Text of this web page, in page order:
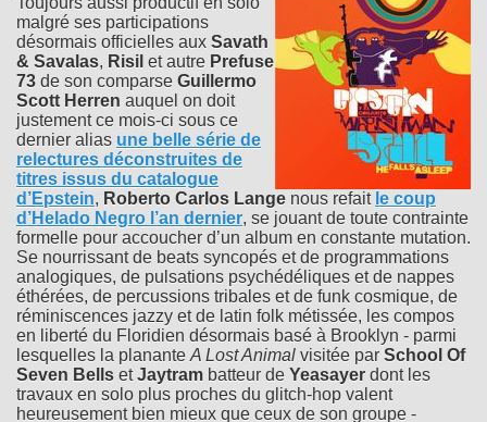
malgré ses participations
désormais officielles aux Savath
& Savalas, Risil et autre Prefuse
73 de son comparse Guillermo
Scott Herren auquel on doit
justement ce mois-ci sous ce
dernier alias une belle série de
relectures déconstruites de
titres issus du catalogue
d’Epstein, Roberto Carlos Lange nous refait le coup
d’Helado Negro l’an dernier, se jouant de toute contrainte
formelle pour accoucher d’un album en constante mutation.
Se nourrissant de beats syncopés et de programmations
analogiques, de pulsations psychédéliques et de nappes
éthérées, de percussions tribales et de funk cosmique, de
réminiscences jazzy et de latin folk métissée, les compos
en liberté du Floridien désormais basé à Brooklyn - parmi
lesquelles la planante A Lost Animal visitée par School Of
Seven Bells etJaytram batteur de Yeasayer dont les
travaux en solo plus proches du glitch-hop valent
heureusement bien mieux que ceux de son groupe -